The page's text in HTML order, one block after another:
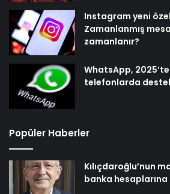
Instagram yeni
Zamanlanmış
zamanlanır?
WhatsApp,
telefonlarda
Popüler Haberler
Kılıçdaroğlu’nun
banka